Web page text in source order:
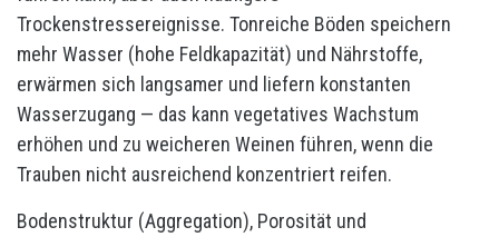
Trockenstressereignisse. Tonreiche Böden speichern
mehr Wasser (hohe Feldkapazität) und Nährstoffe,
erwärmen sich langsamer und liefern konstanten
Wasserzugang — das kann vegetatives Wachstum
erhöhen und zu weicheren Weinen führen, wenn die
Trauben nicht ausreichend konzentriert reifen.
Bodenstruktur (Aggregation), Porosität und